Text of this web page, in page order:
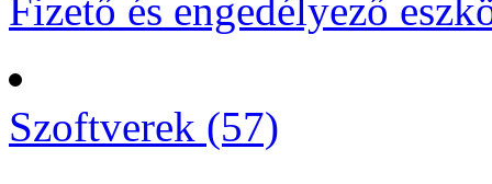
Fizető és engedélyező
Szoftverek (57)